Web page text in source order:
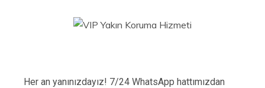
Her an yanınızdayız! 7/24 WhatsApp hattımızdan